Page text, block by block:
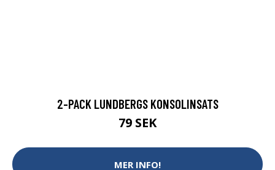
2-PACK LUNDBERGS KONSOLINSATS
79 SEK
MER INFO!